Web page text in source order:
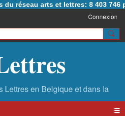
réseau arts et lettres: 8 403 746
Connexion